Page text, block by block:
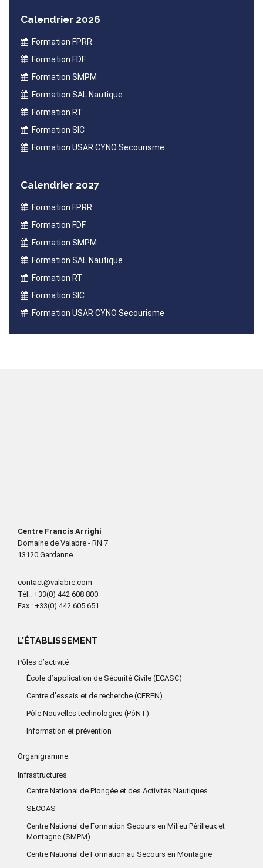
Calendrier 2026
Formation FPRR
Formation FDF
Formation SMPM
Formation SAL Nautique
Formation RT
Formation SIC
Formation USAR CYNO Secourisme
Calendrier 2027
Formation FPRR
Formation FDF
Formation SMPM
Formation SAL Nautique
Formation RT
Formation SIC
Formation USAR CYNO Secourisme
Centre Francis Arrighi
Domaine de Valabre - RN 7
13120 Gardanne
contact@valabre.com
Tél.: +33(0) 442 608 800
Fax : +33(0) 442 605 651
L'ÉTABLISSEMENT
Pôles d’activité
École d’application de Sécurité Civile (ECASC)
Centre d’essais et de recherche (CEREN)
Pôle Nouvelles technologies (PôNT)
Information et prévention
Organigramme
Infrastructures
Centre National de Plongée et des Activités Nautiques
SECOAS
Centre National de Formation Secours en Milieu Périlleux et
Montagne (SMPM)
Centre National de Formation au Secours en Montagne